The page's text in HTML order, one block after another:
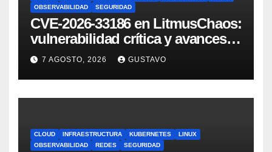
OBSERVABILIDAD
SEGURIDAD
CVE-2026-33186 en LitmusChaos:
vulnerabilidad crítica y avances
del proyecto en 2026
7 AGOSTO, 2026 GUSTAVO
CLOUD INFRAESTRUCTURA KUBERNETES
LINUX
OBSERVABILIDAD
REDES SEGURIDAD